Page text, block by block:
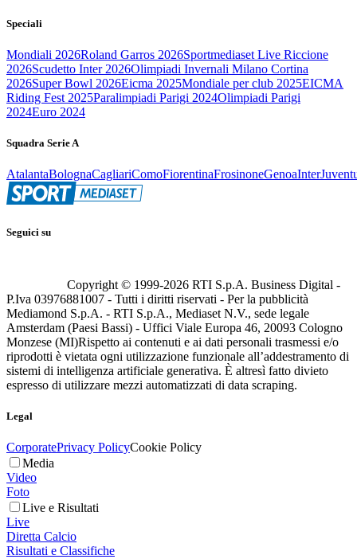
Speciali
Mondiali 2026Roland Garros 2026Sportmediaset Live Riccione
2026Scudetto Inter 2026Olimpiadi Invernali Milano Cortina
2026Super Bowl 2026Eicma 2025Mondiale per club 2025EICMA
Riding Fest 2025Paralimpiadi Parigi 2024Olimpiadi Parigi
2024Euro 2024
Squadra Serie A
AtalantaBolognaCagliariComoFiorentinaFrosinoneGenoaInter
Seguici su
Copyright © 1999-2026 RTI S.p.A. Business Digital -
P.Iva 03976881007 - Tutti i diritti riservati - Per la pubblicità
Mediamond S.p.A. - RTI S.p.A., Mediaset N.V., sede legale
Amsterdam (Paesi Bassi) - Uffici Viale Europa 46, 20093 Cologno
Monzese (MI)Rispetto ai contenuti e ai dati personali trasmessi e/o
riprodotti è vietata ogni utilizzazione funzionale all’addestramento di
sistemi di intelligenza artificiale generativa. È altresì fatto divieto
espresso di utilizzare mezzi automatizzati di data scraping.
Legal
CorporatePrivacy PolicyCookie Policy
Media
Video
Foto
Live e Risultati
Live
Diretta Calcio
Risultati e Classifiche